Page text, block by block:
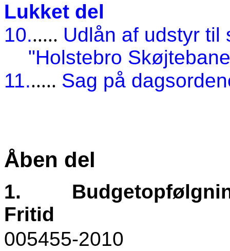
Lukket del
10...... Udlån af udstyr til
"Holstebro
11...... Sag på
Åben del
1.
Fritid
005455-2010